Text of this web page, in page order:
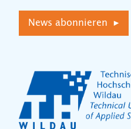
News abonnieren ▸